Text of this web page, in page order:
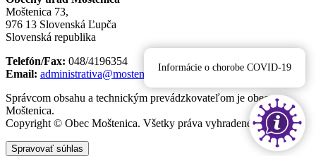
Moštenica 73,
976 13 Slovenská Ľupča
Slovenská republika
Telefón/Fax: 048/4196354
Email: administrativa@mostenica.eu
Správcom obsahu a technickým prevádzkovateľom je obec
Moštenica.
Copyright © Obec Moštenica. Všetky práva vyhradené.
Spravovať súhlas
Informácie o chorobe COVID-19